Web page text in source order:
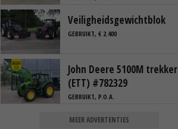
Veiligheidsgewichtblok
GEBRUIKT, € 2.400
John Deere 5100M trekker
(ETT) #782329
GEBRUIKT, P.O.A.
MEER ADVERTENTIES